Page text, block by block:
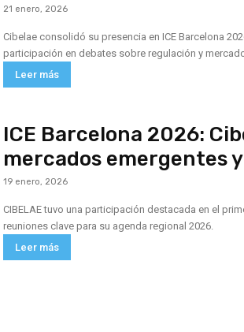
21 enero, 2026
Cibelae consolidó su presencia en ICE Barcelona
participación en debates sobre regulación y
Leer más
ICE Barcelona 2026:
mercados emergentes
19 enero, 2026
CIBELAE tuvo una participación destacada en el
reuniones clave para su agenda regional 2026.
Leer más